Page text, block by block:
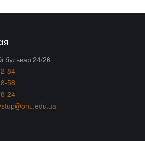
бульвар 24/26
84
58
24